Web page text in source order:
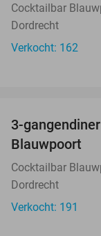
Cocktailbar
Dordrecht
Verkocht: 162
3-
Blauwpoort
Cocktailbar
Dordrecht
Verkocht: 191